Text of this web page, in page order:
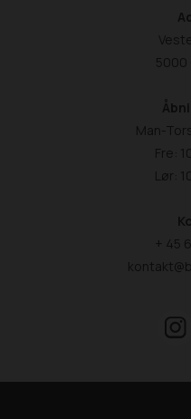
5000
Man-
Fre:
Lør:
+ 45